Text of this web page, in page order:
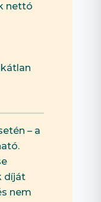
nettó
– a
díját
nem